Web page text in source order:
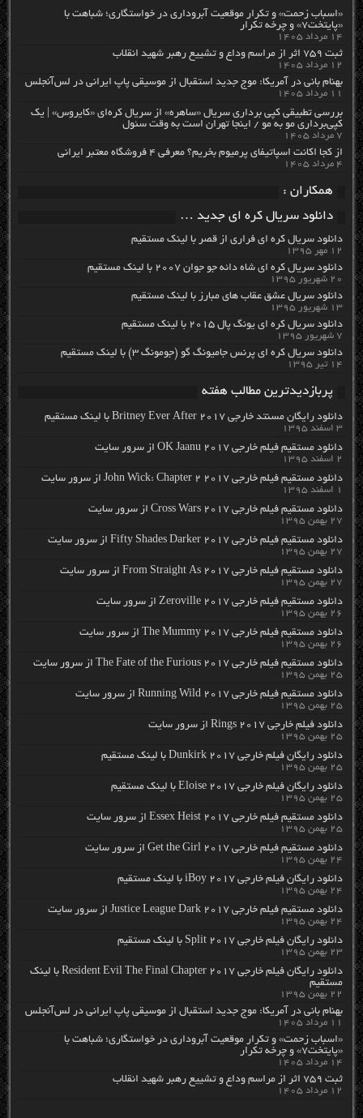
«اسباب زحمت» و تکرار موقعیت آبروداری در خواستگاری؛ شباهت با
«پایتخت۷» و چرخه تکرار
۱۴ مرداد ۱۴۰۵
ثبت ۷۵۹ اثر از مراسم وداع و تشییع رهبر شهید انقلاب
۱۲ مرداد ۱۴۰۵
بهنام بانی در آمریکا: موج جدید استقبال از موسیقی پاپ ایرانی در لس‌آنجلس
۱۱ مرداد ۱۴۰۵
بررسی تطبیقی کپی برداری سریال «ساهره» از سریال کره‌ای «کایروس» | یک
کپی‌برداری مو به مو / اینجا تهران است به وقت سئول
۷ مرداد ۱۴۰۵
از کجا اکانت اسپاتیفای پرمیوم بخریم؟ معرفی ۴ فروشگاه معتبر ایرانی
۴ مرداد ۱۴۰۵
همکاران :
دانلود سریال کره ای جدید …
دانلود سریال کره ای فراری از قصر با لینک مستقیم
۱۲ مهر ۱۳۹۵
دانلود سریال کره ای شاه دائه جو جوان ۲۰۰۷ با لینک مستقیم
۲۰ شهریور ۱۳۹۵
دانلود سریال عشق عقاب های مبارز با لینک مستقیم
۱۳ شهریور ۱۳۹۵
دانلود سریال کره ای یونگ پال ۲۰۱۵ با لینک مستقیم
۷ شهریور ۱۳۹۵
دانلود سریال کره ای پرنس جامیونگ گو (جومونگ ۳) با لینک مستقیم
۱۴ تیر ۱۳۹۵
پربازدیدترین مطالب هفته
دانلود رایگان مسنتد خارجی Britney Ever After 2017 با لینک مستقیم
۳ اسفند ۱۳۹۵
دانلود مستقیم فیلم خارجی OK Jaanu 2017 از سرور سایت
۲ اسفند ۱۳۹۵
دانلود مستقیم فیلم خارجی John Wick: Chapter 2 2017 از سرور سایت
۱ اسفند ۱۳۹۵
دانلود مستقیم فیلم خارجی Cross Wars 2017 از سرور سایت
۲۷ بهمن ۱۳۹۵
دانلود مستقیم فیلم خارجی Fifty Shades Darker 2017 از سرور سایت
۲۷ بهمن ۱۳۹۵
دانلود مستقیم فیلم خارجی From Straight As 2017 از سرور سایت
۲۷ بهمن ۱۳۹۵
دانلود مستقیم فیلم خارجی Zeroville 2017 از سرور سایت
۲۶ بهمن ۱۳۹۵
دانلود مستقیم فیلم خارجی The Mummy 2017 از سرور سایت
۲۶ بهمن ۱۳۹۵
دانلود مستقیم فیلم خارجی The Fate of the Furious 2017 از سرور سایت
۲۵ بهمن ۱۳۹۵
دانلود مستقیم فیلم خارجی Running Wild 2017 از سرور سایت
۲۵ بهمن ۱۳۹۵
دانلود فیلم خارجی Rings 2017 از سرور سایت
۲۵ بهمن ۱۳۹۵
دانلود رایگان فیلم خارجی Dunkirk 2017 با لینک مستقیم
۲۵ بهمن ۱۳۹۵
دانلود رایگان فیلم خارجی Eloise 2017 با لینک مستقیم
۲۵ بهمن ۱۳۹۵
دانلود مستقیم فیلم خارجی Essex Heist 2017 از سرور سایت
۲۵ بهمن ۱۳۹۵
دانلود مستقیم فیلم خارجی Get the Girl 2017 از سرور سایت
۲۴ بهمن ۱۳۹۵
دانلود رایگان فیلم خارجی iBoy 2017 با لینک مستقیم
۲۴ بهمن ۱۳۹۵
دانلود مستقیم فیلم خارجی Justice League Dark 2017 از سرور سایت
۲۴ بهمن ۱۳۹۵
دانلود رایگان فیلم خارجی Split 2017 با لینک مستقیم
۲۳ بهمن ۱۳۹۵
دانلود رایگان فیلم خارجی Resident Evil The Final Chapter 2017 با لینک
مستقیم
۲۲ بهمن ۱۳۹۵
بهنام بانی در آمریکا: موج جدید استقبال از موسیقی پاپ ایرانی در لس‌آنجلس
۱۱ مرداد ۱۴۰۵
«اسباب زحمت» و تکرار موقعیت آبروداری در خواستگاری؛ شباهت با
«پایتخت۷» و چرخه تکرار
۱۴ مرداد ۱۴۰۵
ثبت ۷۵۹ اثر از مراسم وداع و تشییع رهبر شهید انقلاب
۱۲ مرداد ۱۴۰۵